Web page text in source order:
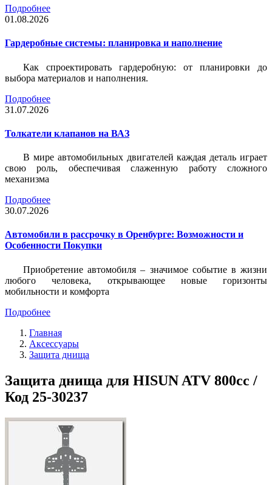
Подробнее
01.08.2026
Гардеробные системы: планировка и наполнение
Как спроектировать гардеробную: от планировки до
выбора материалов и наполнения.
Подробнее
31.07.2026
Толкатели клапанов на ВАЗ
В мире автомобильных двигателей каждая деталь играет
свою роль, обеспечивая слаженную работу сложного
механизма
Подробнее
30.07.2026
Автомобили в рассрочку в Оренбурге: Возможности и
Особенности Покупки
Приобретение автомобиля – значимое событие в жизни
любого человека, открывающее новые горизонты
мобильности и комфорта
Подробнее
Главная
Аксессуары
Защита днища
Защита днища для HISUN ATV 800cc /
Код 25-30237